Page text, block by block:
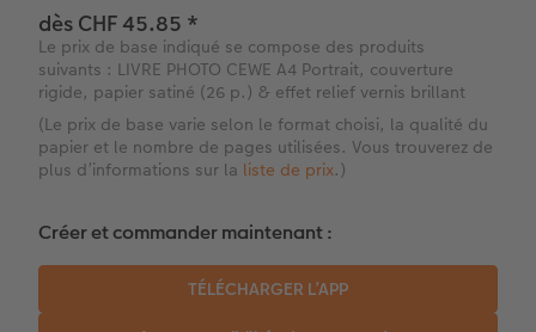
Témoignages clients
Coffeetable Book «Art Collection»
Accessoires
Photo sur carton mousse
Multi-déco
Conseils décoration murale
Idées de cadeaux
Carte cadeau CEWE
Boîte à friandises personnalisée
dès CHF 45.85 *
Le prix de base indiqué se compose des produits
suivants : LIVRE PHOTO CEWE A4 Portrait, couverture
rigide, papier satiné (26 p.) & effet relief vernis brillant
(Le prix de base varie selon le format choisi, la qualité du
papier et le nombre de pages utilisées. Vous trouverez de
plus d’informations sur la liste de prix.)
Créer et commander maintenant :